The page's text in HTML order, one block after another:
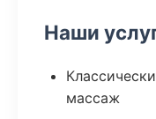
Наши
массаж